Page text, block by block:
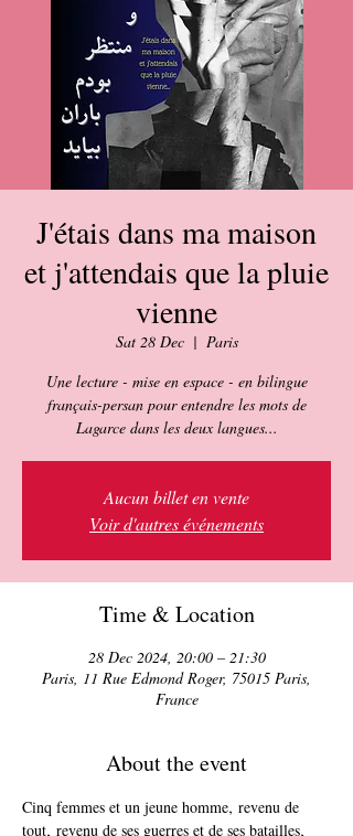
J'étais dans ma maison
et j'attendais que la pluie
vienne
Sat 28 Dec
  |
Paris
Une lecture - mise en espace - en bilingue
français-persan pour entendre les mots de
Lagarce dans les deux langues...
Aucun billet en vente
Voir d'autres événements
Time & Location
28 Dec 2024, 20:00 – 21:30
Paris, 11 Rue Edmond Roger, 75015 Paris,
France
About the event
Cinq femmes et un jeune homme‚ revenu de
tout‚ revenu de ses guerres et de ses batailles‚